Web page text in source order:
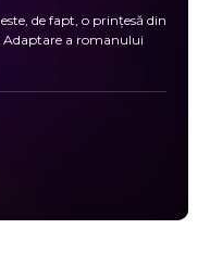
de fapt, o prințesă din
Adaptare a romanului